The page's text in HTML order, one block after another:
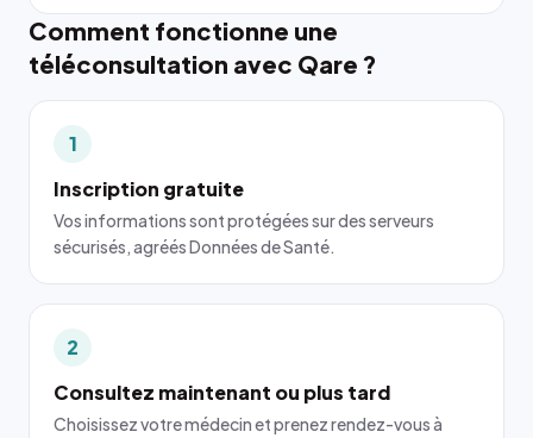
Comment fonctionne une
téléconsultation avec Qare ?
1
Inscription gratuite
Vos informations sont protégées sur des serveurs
sécurisés, agréés Données de Santé.
2
Consultez maintenant ou plus tard
Choisissez votre médecin et prenez rendez-vous à